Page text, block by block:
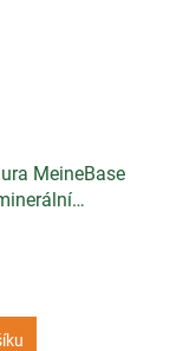
MeineBase